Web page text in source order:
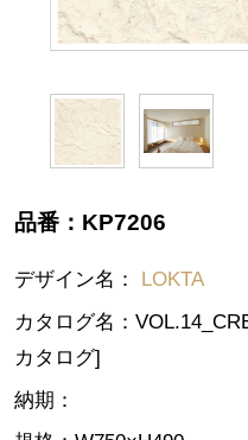
品番： KP7206
デザイン名： LOKTA
カタログ名：
カタログ]
納期：